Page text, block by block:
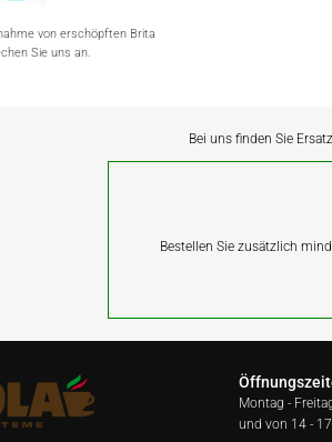
von erschöpften Brita
Sie uns an.
Bei uns finden Sie
Bestellen Sie zusätzlich
Montag -
und von 14 -